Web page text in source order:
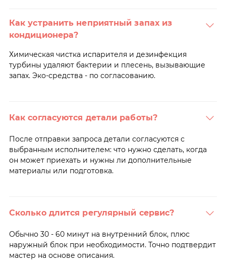
Как устранить неприятный запах из
кондиционера?
Химическая чистка испарителя и дезинфекция
турбины удаляют бактерии и плесень, вызывающие
запах. Эко-средства - по согласованию.
Как согласуются детали работы?
После отправки запроса детали согласуются с
выбранным исполнителем: что нужно сделать, когда
он может приехать и нужны ли дополнительные
материалы или подготовка.
Сколько длится регулярный сервис?
Обычно 30 - 60 минут на внутренний блок, плюс
наружный блок при необходимости. Точно подтвердит
мастер на основе описания.